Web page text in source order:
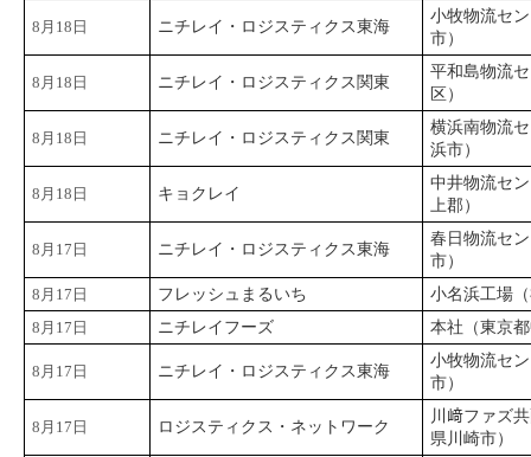
8月18日 ニチレイ・ロジスティクス東海
小牧物流セ
市）
8月18日 ニチレイ・ロジスティクス関東
平和島物流
区）
8月18日 ニチレイ・ロジスティクス関東
横浜南物流
浜市）
8月18日 キョクレイ
中井物流セ
上郡）
8月17日 ニチレイ・ロジスティクス東海
春日物流セ
市）
8月17日
フレッシュまるいち
小名浜工場
8月17日
ニチレイフーズ 本社（東京
8月17日 ニチレイ・ロジスティクス東海
小牧物流セ
市）
8月17日 ロジスティクス・ネットワーク
川﨑ファズ
県川崎市）